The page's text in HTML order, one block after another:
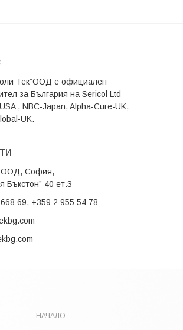
Тек”ООД е официален
за България на Sericol Ltd-
, NBC-Japan, Alpha-Cure-UK,
UK.
ООД, София,
Бъкстон” 40 ет.3
69, +359 2 955 54 78
НАЧАЛО